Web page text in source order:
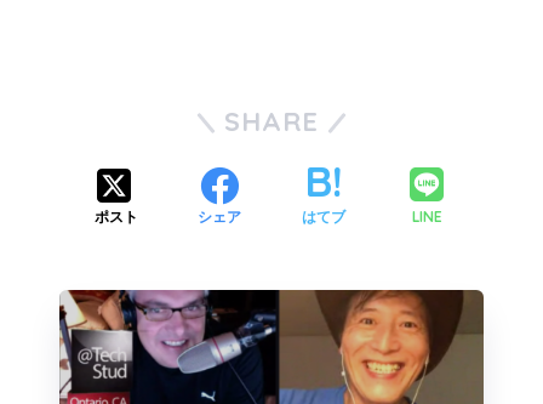
SHARE
ポスト シェア はてブ LINE